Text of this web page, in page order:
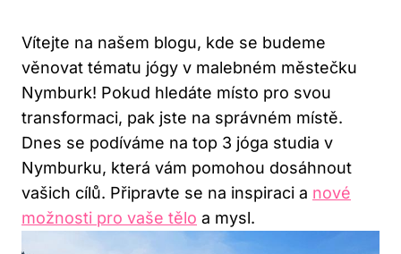
Vítejte na našem blogu, kde se budeme
věnovat tématu jógy v malebném městečku
Nymburk! Pokud hledáte místo pro svou
transformaci, pak jste na správném místě.
Dnes se podíváme na top 3 jóga studia v
Nymburku, která vám pomohou dosáhnout
vašich cílů. Připravte se na inspiraci a nové
možnosti pro vaše tělo a mysl.